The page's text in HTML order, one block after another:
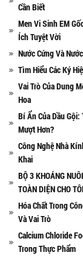
Cần Biết
Men Vi Sinh EM
Ích Tuyệt Vời
Nước Cứng Và
Tìm Hiểu Các Ký
Vai Trò Của Dung
Hoa
Bí Ẩn Của Dầu
Mượt Hơn?
Công Nghệ Nhà
Khai
BỘ 3 KHOÁNG
TOÀN DIỆN CHO
Hóa Chất Trong
Và Vai Trò
Calcium Chloride
Trong Thực Phẩm